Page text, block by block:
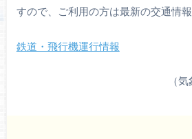
すので、ご利用の方は最新の交通情報
鉄道・飛行機運行情報
（